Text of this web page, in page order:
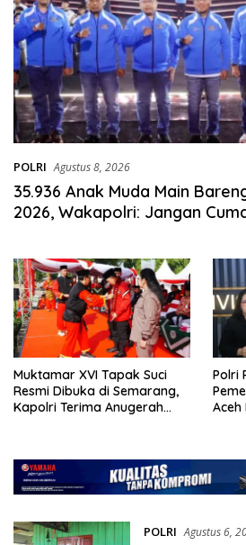
POLRI Agustus 8, 2026
35.936 Anak Muda Main
2026, Wakapolri: Jangan
Muktamar XVI Tapak Suci
Resmi Dibuka di Semarang,
Kapolri Terima Anugerah
Polri
POLRI Agustus 6,